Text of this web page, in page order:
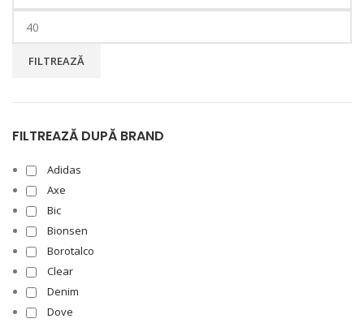
FILTREAZĂ
FILTREAZĂ DUPĂ BRAND
Adidas
Axe
Bic
Bionsen
Borotalco
Clear
Denim
Dove